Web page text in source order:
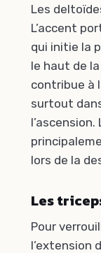
Les
L’accent
qui initie la
le haut de
contribue à
surtout
lors de la
Les
Pour
l’extension